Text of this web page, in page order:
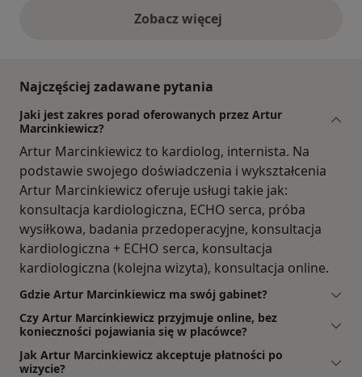
Zobacz więcejopinie powyżej
Najczęściej zadawane pytania
Jaki jest zakres porad oferowanych przez Artur
Marcinkiewicz?
Artur Marcinkiewicz to kardiolog, internista. Na
podstawie swojego doświadczenia i wykształcenia
Artur Marcinkiewicz oferuje usługi takie jak:
konsultacja kardiologiczna, ECHO serca, próba
wysiłkowa, badania przedoperacyjne, konsultacja
kardiologiczna + ECHO serca, konsultacja
kardiologiczna (kolejna wizyta), konsultacja online.
Gdzie Artur Marcinkiewicz ma swój gabinet?
Czy Artur Marcinkiewicz przyjmuje online, bez
konieczności pojawiania się w placówce?
Jak Artur Marcinkiewicz akceptuje płatności po
wizycie?